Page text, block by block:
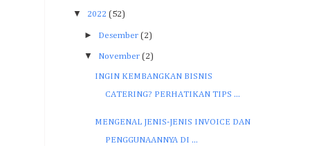
▼ 2022 (52)
► Desember (2)
▼ November (2)
INGIN KEMBANGKAN BISNIS
CATERING? PERHATIKAN TIPS ...
MENGENAL JENIS-JENIS INVOICE DAN
PENGGUNAANNYA DI ...